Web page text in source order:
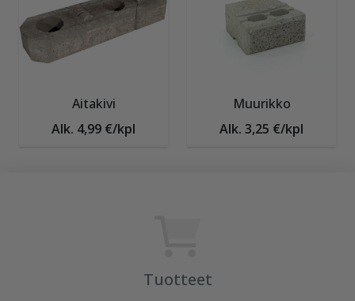
Aitakivi
Alk. 4,99 €/kpl
Muurikko
Alk. 3,25 €/kpl
Tuotteet